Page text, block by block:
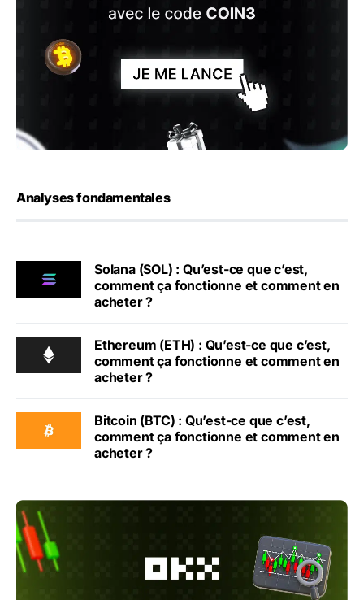
Analyses fondamentales
Solana (SOL) : Qu’est-ce que c’est,
comment ça fonctionne et comment en
acheter ?
Ethereum (ETH) : Qu’est-ce que c’est,
comment ça fonctionne et comment en
acheter ?
Bitcoin (BTC) : Qu’est-ce que c’est,
comment ça fonctionne et comment en
acheter ?